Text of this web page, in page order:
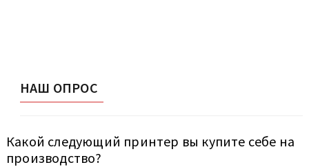
НАШ ОПРОС
Какой следующий принтер вы купите себе на
производство?